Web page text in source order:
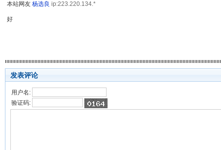
本站网友 杨选良 ip:223.220.134.*
好
发表评论
用户名:
验证码: